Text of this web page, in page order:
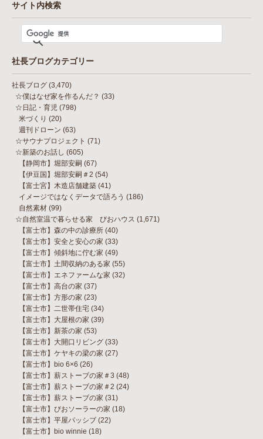
サイト内検索
社長ブログカテゴリー
社長ブログ (3,470)
☆僕はなぜ家を作るんだ？ (33)
☆日記・育児 (798)
米づくり (20)
週刊ドローン (63)
☆サウナプロジェクト (71)
☆新築のお話し (605)
【静岡市】堀部安嗣 (67)
【伊豆国】堀部安嗣＃2 (54)
【富士宮】木造店舗建築 (41)
イメージではなくデータで語ろう (186)
自然素材 (99)
☆自然室温で暮らせる家 びおハウス (1,671)
【富士市】森の中の診療所 (40)
【富士市】安全と安心の家 (33)
【富士市】傾斜地に佇む家 (49)
【富士市】土間収納のある家 (55)
【富士市】エネファームな家 (32)
【富士市】高台の家 (37)
【富士市】方形の家 (23)
【富士市】二世帯住宅 (34)
【富士市】大屋根の家 (39)
【富士市】新茶の家 (53)
【富士市】大開口リビング (33)
【富士市】ケヤキの梁の家 (27)
【富士市】bio 6×6 (26)
【富士市】薪ストーブの家＃3 (48)
【富士市】薪ストーブの家＃2 (24)
【富士市】薪ストーブの家 (31)
【富士市】びおソーラーの家 (18)
【富士市】平屋パッシブ (22)
【富士市】bio winnie (18)